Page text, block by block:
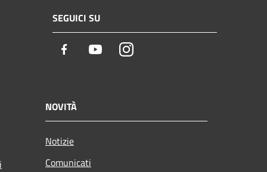
SEGUICI SU
Facebook YoutubeInstagram
NOVITÀ
Notizie
Comunicati